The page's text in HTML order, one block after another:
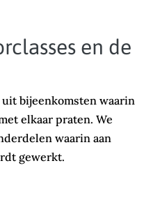
en de
uit bijeenkomsten waarin
elkaar praten. We
waarin aan
gewerkt.